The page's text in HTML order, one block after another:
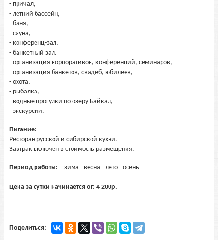
- причал,
- летний бассейн,
- баня,
- сауна,
- конференц-зал,
- банкетный зал,
- организация корпоративов, конференций, семинаров,
- организация банкетов, свадеб, юбилеев,
- охота,
- рыбалка,
- водные прогулки по озеру Байкал,
- экскурсии.
Питание:
Ресторан русской и сибирской кухни.
Завтрак включен в стоимость размещения.
Период работы: зима весна лето осень
Цена за сутки начинается от: 4 200р.
Поделиться: